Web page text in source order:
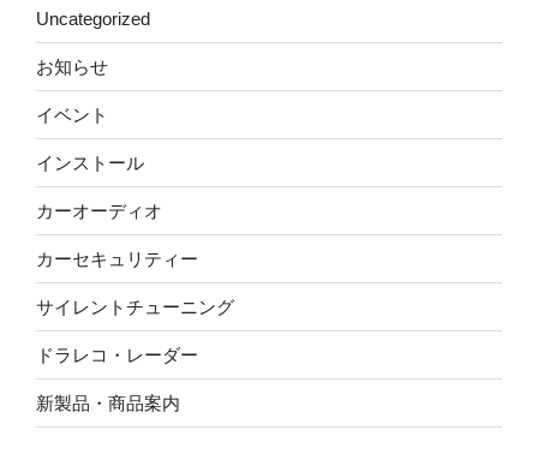
Uncategorized
お知らせ
イベント
インストール
カーオーディオ
カーセキュリティー
サイレントチューニング
ドラレコ・レーダー
新製品・商品案内